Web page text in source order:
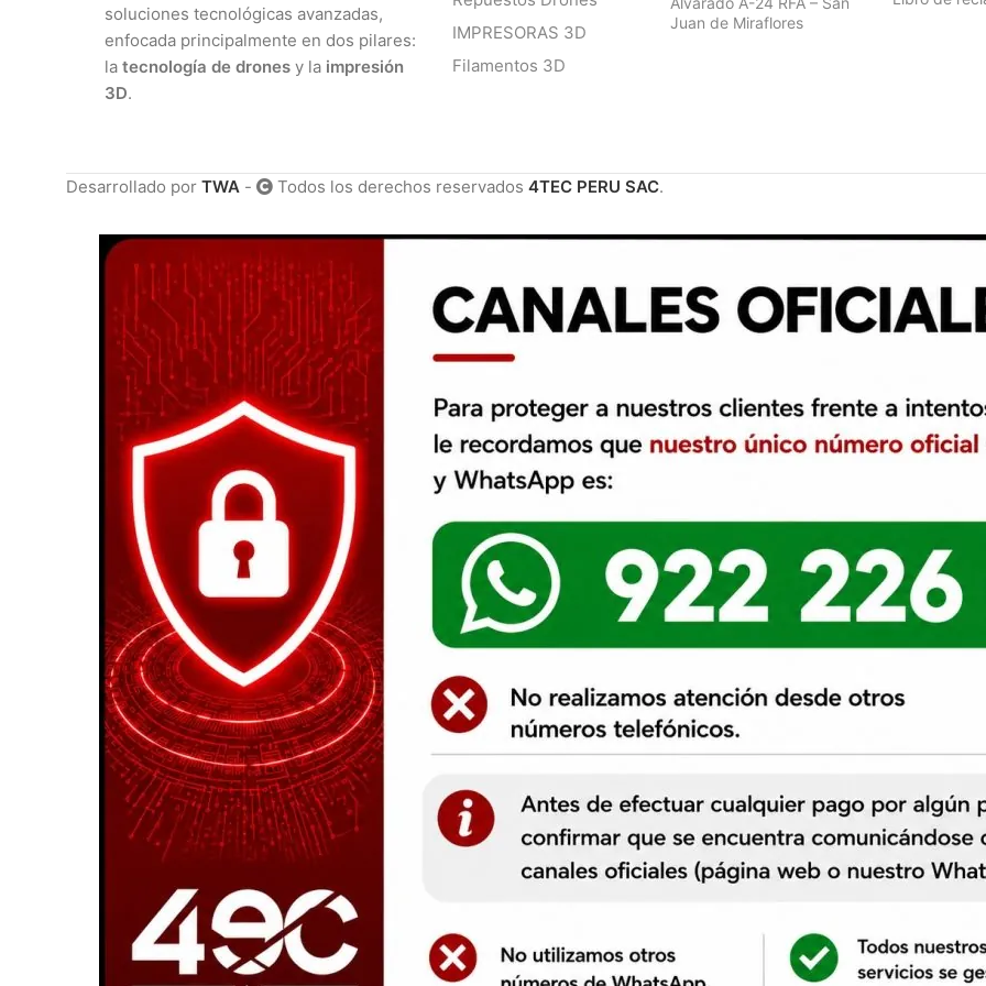
soluciones tecnológicas avanzadas,
enfocada principalmente en dos pilares:
la tecnología de drones y la impresión
3D.
IMPRESORAS 3D
Filamentos 3D
Juan de Miraflores
Desarrollado por TWA - Todos los derechos reservados 4TEC PERU SAC.